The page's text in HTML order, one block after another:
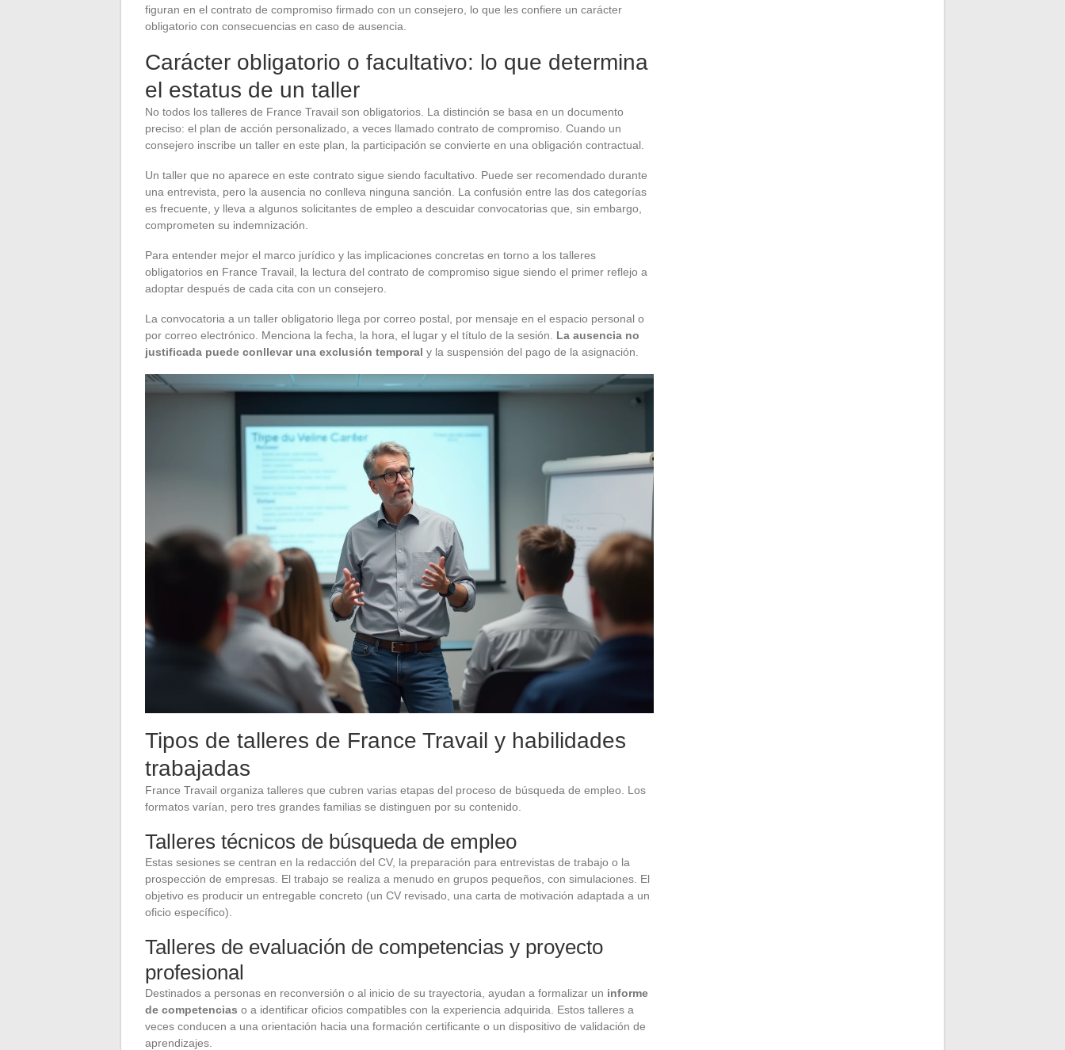
figuran en el contrato de compromiso firmado con un consejero, lo que les confiere un carácter
obligatorio con consecuencias en caso de ausencia.
Carácter obligatorio o facultativo: lo que determina
el estatus de un taller
No todos los talleres de France Travail son obligatorios. La distinción se basa en un documento
preciso: el plan de acción personalizado, a veces llamado contrato de compromiso. Cuando un
consejero inscribe un taller en este plan, la participación se convierte en una obligación contractual.
Un taller que no aparece en este contrato sigue siendo facultativo. Puede ser recomendado durante
una entrevista, pero la ausencia no conlleva ninguna sanción. La confusión entre las dos categorías
es frecuente, y lleva a algunos solicitantes de empleo a descuidar convocatorias que, sin embargo,
comprometen su indemnización.
Para entender mejor el marco jurídico y las implicaciones concretas en torno a los talleres
obligatorios en France Travail, la lectura del contrato de compromiso sigue siendo el primer reflejo a
adoptar después de cada cita con un consejero.
La convocatoria a un taller obligatorio llega por correo postal, por mensaje en el espacio personal o
por correo electrónico. Menciona la fecha, la hora, el lugar y el título de la sesión. La ausencia no
justificada puede conllevar una exclusión temporal y la suspensión del pago de la asignación.
Tipos de talleres de France Travail y habilidades
trabajadas
France Travail organiza talleres que cubren varias etapas del proceso de búsqueda de empleo. Los
formatos varían, pero tres grandes familias se distinguen por su contenido.
Talleres técnicos de búsqueda de empleo
Estas sesiones se centran en la redacción del CV, la preparación para entrevistas de trabajo o la
prospección de empresas. El trabajo se realiza a menudo en grupos pequeños, con simulaciones. El
objetivo es producir un entregable concreto (un CV revisado, una carta de motivación adaptada a un
oficio específico).
Talleres de evaluación de competencias y proyecto
profesional
Destinados a personas en reconversión o al inicio de su trayectoria, ayudan a formalizar un informe
de competencias o a identificar oficios compatibles con la experiencia adquirida. Estos talleres a
veces conducen a una orientación hacia una formación certificante o un dispositivo de validación de
aprendizajes.